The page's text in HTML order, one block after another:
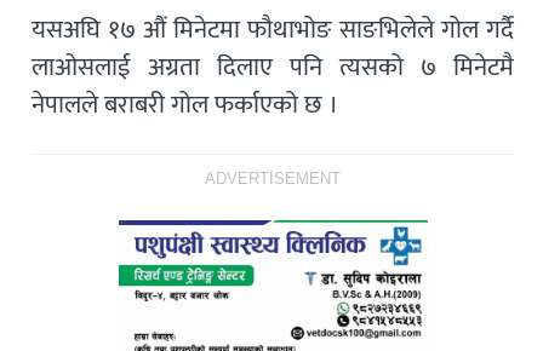
यसअघि १७ ‌औं मिनेटमा फौथाभोङ साङभिलेले गोल गर्दै
लाओसलाई अग्रता दिलाए पनि त्यसको ७ मिनेटमै
नेपालले बराबरी गोल फर्काएको छ ।
ADVERTISEMENT